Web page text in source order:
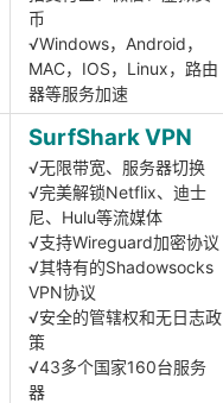
币
√Windows，Android，
MAC，IOS，Linux，路由
器等服务加速
SurfShark VPN
√无限带宽、服务器切换
√完美解锁Netflix、迪士
尼、Hulu等流媒体
√支持Wireguard加密协议
√其特有的Shadowsocks
VPN协议
√安全的管辖权和无日志政
策
√43多个国家160台服务
器